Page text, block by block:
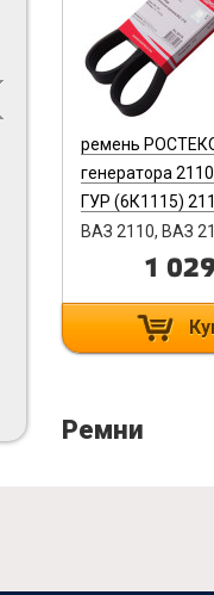
ремень
генератора
ГУР (6К1115)
1041020 арт.
ВАЗ 2110, ВАЗ
1 029
Ремни